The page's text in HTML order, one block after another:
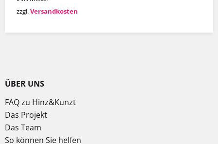
zzgl.Versandkosten
ÜBER UNS
FAQ zu Hinz&Kunzt
Das Projekt
Das Team
So können Sie helfen